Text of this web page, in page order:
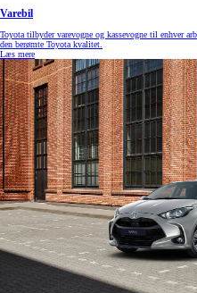
Varebil
Toyota tilbyder varevogne og kassevogne til enhver
den berømte Toyota kvalitet.
Læs mere